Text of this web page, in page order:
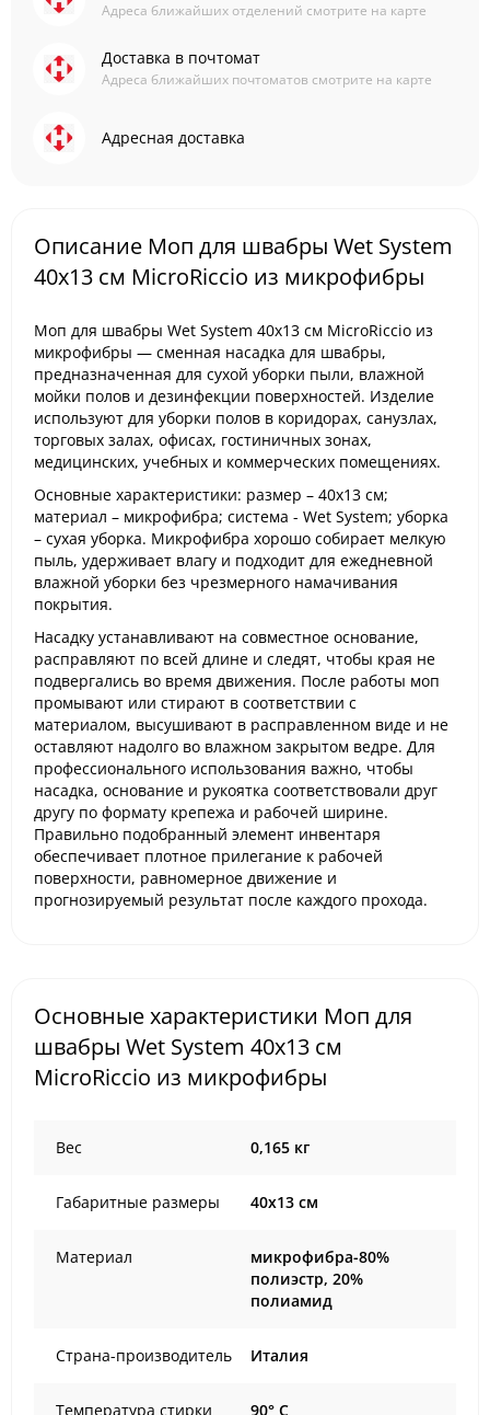
Адреса ближайших отделений смотрите на карте
Доставка в почтомат
Адреса ближайших почтоматов смотрите на карте
Адресная доставка
Описание Моп для швабры Wet System
40x13 см MicroRiccio из микрофибры
Моп для швабры Wet System 40x13 см MicroRiccio из
микрофибры — сменная насадка для швабры,
предназначенная для сухой уборки пыли, влажной
мойки полов и дезинфекции поверхностей. Изделие
используют для уборки полов в коридорах, санузлах,
торговых залах, офисах, гостиничных зонах,
медицинских, учебных и коммерческих помещениях.
Основные характеристики: размер – 40x13 см;
материал – микрофибра; система - Wet System; уборка
– сухая уборка. Микрофибра хорошо собирает мелкую
пыль, удерживает влагу и подходит для ежедневной
влажной уборки без чрезмерного намачивания
покрытия.
Насадку устанавливают на совместное основание,
расправляют по всей длине и следят, чтобы края не
подвергались во время движения. После работы моп
промывают или стирают в соответствии с
материалом, высушивают в расправленном виде и не
оставляют надолго во влажном закрытом ведре. Для
профессионального использования важно, чтобы
насадка, основание и рукоятка соответствовали друг
другу по формату крепежа и рабочей ширине.
Правильно подобранный элемент инвентаря
обеспечивает плотное прилегание к рабочей
поверхности, равномерное движение и
прогнозируемый результат после каждого прохода.
Основные характеристики Моп для
швабры Wet System 40x13 см
MicroRiccio из микрофибры
Вес 0,165 кг
Габаритные размеры 40х13 см
Материал
микрофибра-80%
полиэстр, 20%
полиамид
Страна-производитель Италия
Температура стирки 90° С